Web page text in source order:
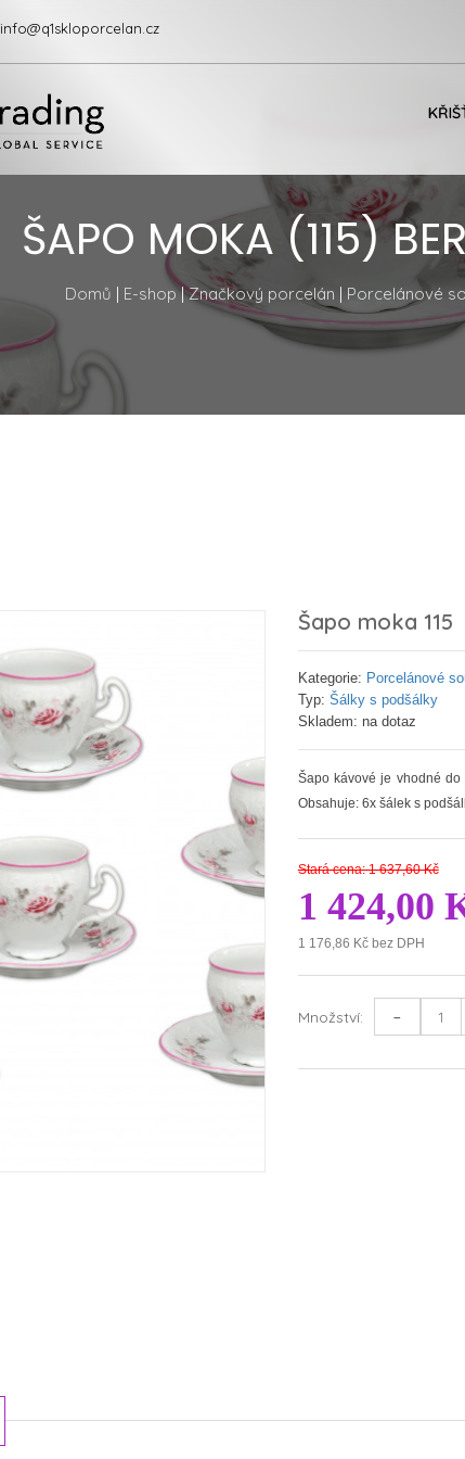
info@q1skloporcelan.cz
ŠAPO MOKA (115)
Domů | E-shop|Značkový porcelán | Porcelánové
Šapo moka 115
Kategorie: Porcelánové
Typ: Šálky s podšálky
Skladem: na dotaz
Šapo kávové je vhodné
Obsahuje: 6x šálek s
Stará cena: 1 637,60 Kč
1 424,00
1 176,86 Kč bez DPH
Množství: -